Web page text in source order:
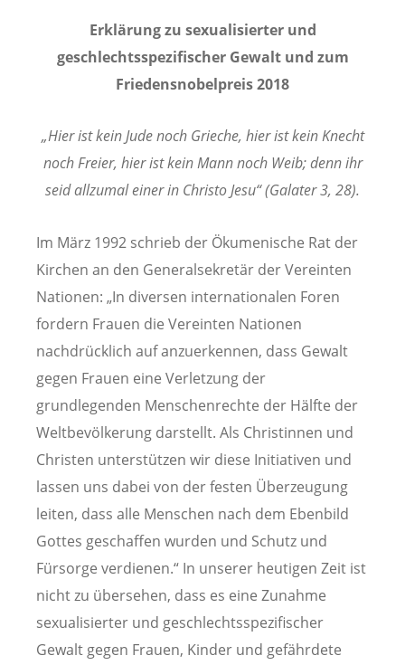
Erklärung zu sexualisierter und
geschlechtsspezifischer Gewalt und zum
Friedensnobelpreis 2018
„Hier ist kein Jude noch Grieche, hier ist kein Knecht
noch Freier, hier ist kein Mann noch Weib; denn ihr
seid allzumal einer in Christo Jesu“ (Galater 3, 28).
Im März 1992 schrieb der Ökumenische Rat der
Kirchen an den Generalsekretär der Vereinten
Nationen: „In diversen internationalen Foren
fordern Frauen die Vereinten Nationen
nachdrücklich auf anzuerkennen, dass Gewalt
gegen Frauen eine Verletzung der
grundlegenden Menschenrechte der Hälfte der
Weltbevölkerung darstellt. Als Christinnen und
Christen unterstützen wir diese Initiativen und
lassen uns dabei von der festen Überzeugung
leiten, dass alle Menschen nach dem Ebenbild
Gottes geschaffen wurden und Schutz und
Fürsorge verdienen.“ In unserer heutigen Zeit ist
nicht zu übersehen, dass es eine Zunahme
sexualisierter und geschlechtsspezifischer
Gewalt gegen Frauen, Kinder und gefährdete